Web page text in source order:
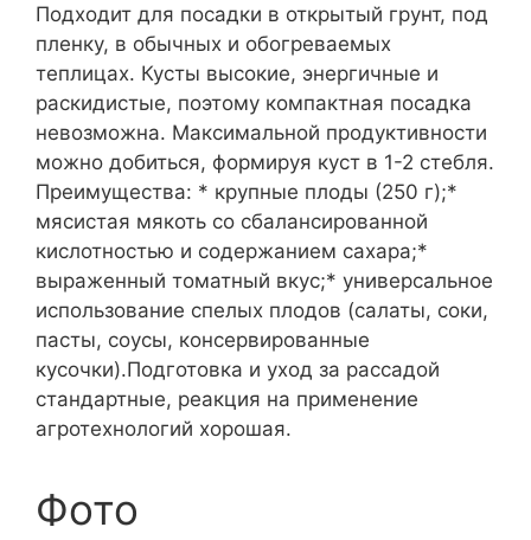
Подходит для посадки в открытый грунт, под
пленку, в обычных и обогреваемых
теплицах. Кусты высокие, энергичные и
раскидистые, поэтому компактная посадка
невозможна. Максимальной продуктивности
можно добиться, формируя куст в 1-2 стебля.
Преимущества: * крупные плоды (250 г);*
мясистая мякоть со сбалансированной
кислотностью и содержанием сахара;*
выраженный томатный вкус;* универсальное
использование спелых плодов (салаты, соки,
пасты, соусы, консервированные
кусочки).Подготовка и уход за рассадой
стандартные, реакция на применение
агротехнологий хорошая.
Фото